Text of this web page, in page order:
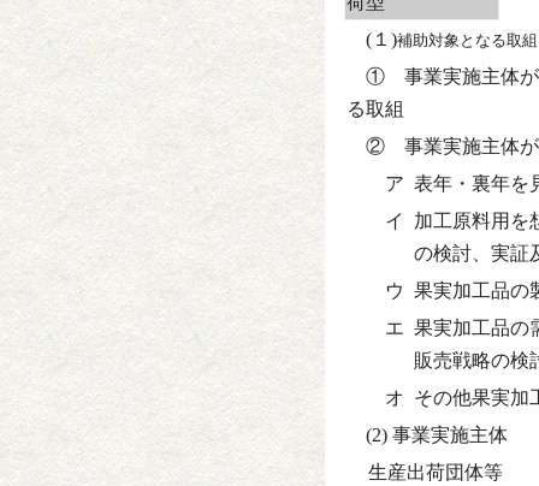
(１)補助対象となる取組
① 事業実施主体が
る取組
② 事業実施主体が
ア 表年・裏年を
イ
加工原料用を
の検討、実証
ウ 果実加工品の
エ 果実加工品の
販売戦略の検
オ その他果実加
(2) 事業実施主体
生産出荷団体等